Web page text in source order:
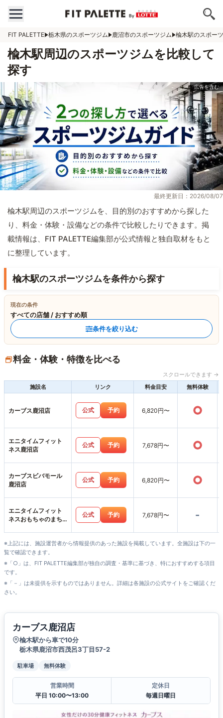
FIT PALETTE 栃木県のスポーツジム 鹿沼市のスポーツジム 楡木駅のスポー
楡木駅周辺のスポーツジムを比較して
探す
最終更新日：2026/08/07
楡木駅周辺のスポーツジムを、目的別のおすすめから探した
り、料金・体験・設備などの条件で比較したりできます。掲
載情報は、FIT PALETTE編集部が公式情報と独自取材をもと
に整理しています。
楡木駅のスポーツジムを条件から探す
現在の条件
すべての店舗 / おすすめ順
条件を絞り込む
料金・体験・特徴を比べる
スクロールできます →
施設名
リンク 料金目安 無料体験
カーブス鹿沼店 公式 予約 6,820円〜 ○
エニタイムフィット
ネス鹿沼店
公式 予約 7,678円〜 ○
カーブスビバモール
鹿沼店
公式 予約 6,820円〜 ○
エニタイムフィット
ネスおもちゃのまち
公式 予約 7,678円〜 -
※上記には、施設運営者から情報提供のあった施設を掲載しています。全施設は下の一
覧で確認できます。
※「○」は、FIT PALETTE編集部が独自の調査・基準に基づき、特におすすめする項目
です。
※「－」は未提供を示すものではありません。詳細は各施設の公式サイトをご確認くだ
さい。
カーブス鹿沼店
楡木駅から車で10分
栃木県鹿沼市西茂呂3丁目57-2
駐車場 無料体験
営業時間
平日 10:00〜13:00
定休日
毎週日曜日